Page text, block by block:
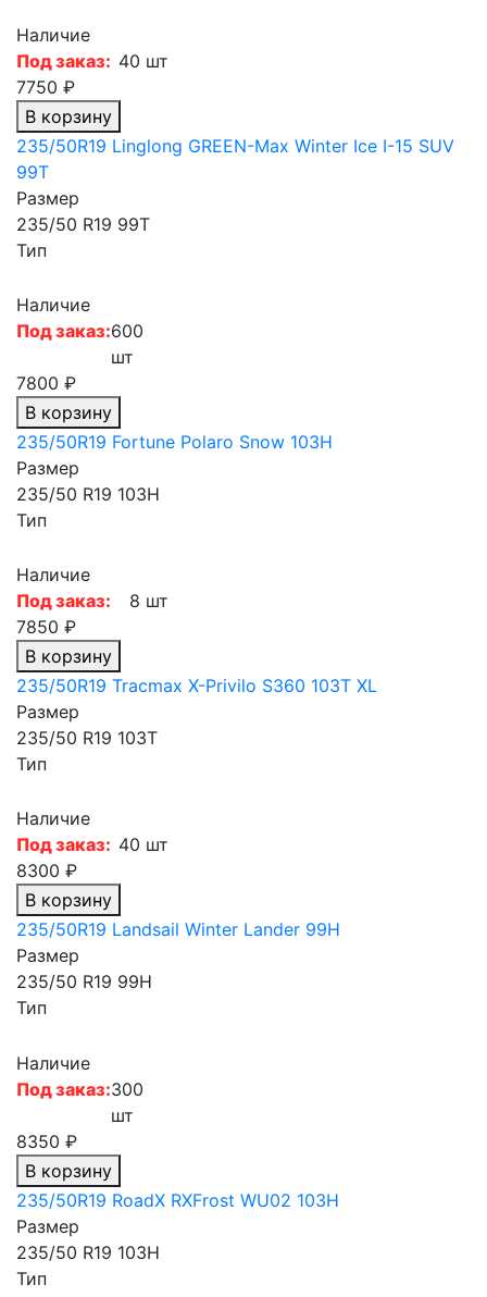
Наличие
Под заказ: 40 шт
7750 ₽
В корзину
235/50R19 Linglong GREEN-Max Winter Ice I-15 SUV
99T
Размер
235/50 R19 99T
Тип
Наличие
Под заказ:600
шт
7800 ₽
В корзину
235/50R19 Fortune Polaro Snow 103H
Размер
235/50 R19 103H
Тип
Наличие
Под заказ:
8 шт
7850 ₽
В корзину
235/50R19 Tracmax X-Privilo S360 103T XL
Размер
235/50 R19 103T
Тип
Наличие
Под заказ: 40 шт
8300 ₽
В корзину
235/50R19 Landsail Winter Lander 99H
Размер
235/50 R19 99H
Тип
Наличие
Под заказ:300
шт
8350 ₽
В корзину
235/50R19 RoadX RXFrost WU02 103H
Размер
235/50 R19 103H
Тип